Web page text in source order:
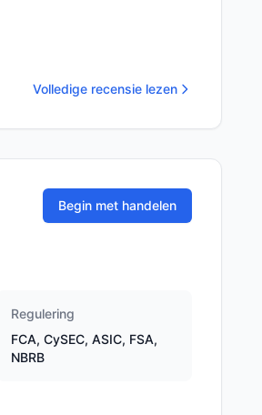
Volledige recensie lezen
Begin met handelen
Regulering
FCA, CySEC, ASIC, FSA,
NBRB